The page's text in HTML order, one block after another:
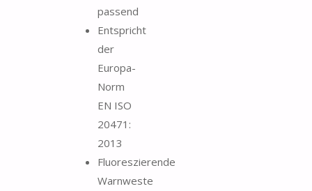
passend
Entspricht
der
Europa-
Norm
EN ISO
20471:
2013
Fluoreszierende
Warnweste